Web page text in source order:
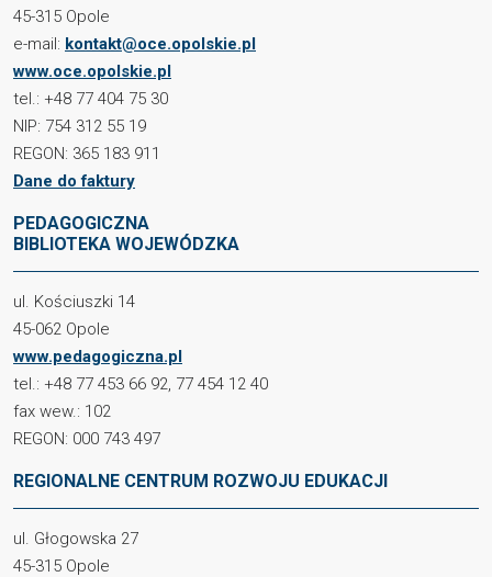
45-315 Opole
e-mail: kontakt@oce.opolskie.pl
www.oce.opolskie.pl
tel.: +48 77 404 75 30
NIP: 754 312 55 19
REGON: 365 183 911
Dane do faktury
PEDAGOGICZNA
BIBLIOTEKA WOJEWÓDZKA
ul. Kościuszki 14
45-062 Opole
www.pedagogiczna.pl
tel.: +48 77 453 66 92, 77 454 12 40
fax wew.: 102
REGON: 000 743 497
REGIONALNE CENTRUM ROZWOJU EDUKACJI
ul. Głogowska 27
45-315 Opole